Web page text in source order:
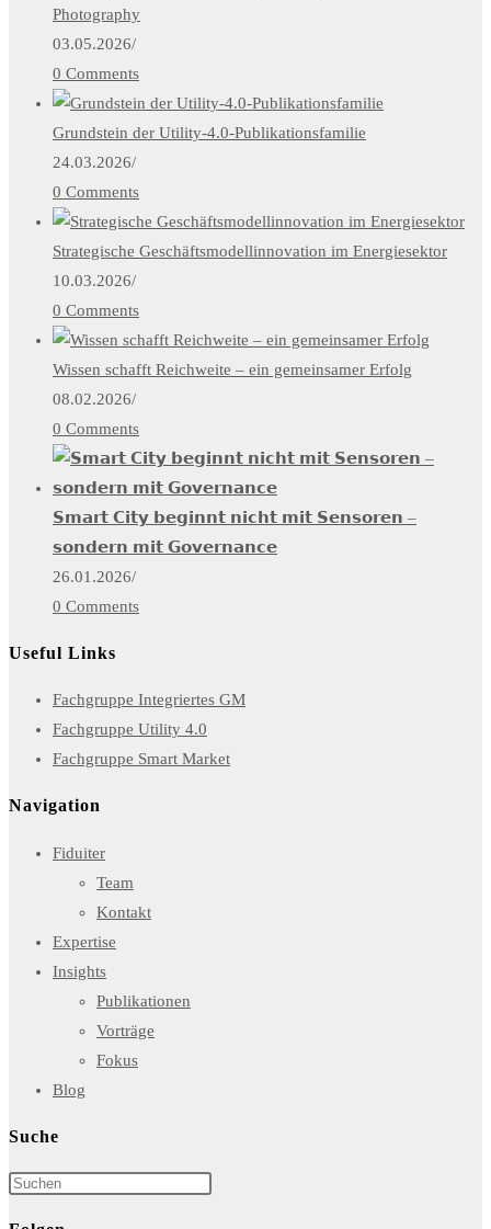
Photography
03.05.2026/
0 Comments
Grundstein der Utility-4.0-Publikationsfamilie
24.03.2026/
0 Comments
Strategische Geschäftsmodellinnovation im Energiesektor
10.03.2026/
0 Comments
Wissen schafft Reichweite – ein gemeinsamer Erfolg
08.02.2026/
0 Comments
𝗦𝗺𝗮𝗿𝘁 𝗖𝗶𝘁𝘆 𝗯𝗲𝗴𝗶𝗻𝗻𝘁 𝗻𝗶𝗰𝗵𝘁 𝗺𝗶𝘁 𝗦𝗲𝗻𝘀𝗼𝗿𝗲𝗻 –
𝘀𝗼𝗻𝗱𝗲𝗿𝗻 𝗺𝗶𝘁 𝗚𝗼𝘃𝗲𝗿𝗻𝗮𝗻𝗰𝗲
26.01.2026/
0 Comments
Useful Links
Fachgruppe Integriertes GMOpens
Fachgruppe Utility 4.0
in
Fachgruppe Smart MarketOpens
Navigation
Fiduiter
Team
Kontakt
Expertise
Insights
Publikationen
Vorträge
Fokus
Blog
Suche